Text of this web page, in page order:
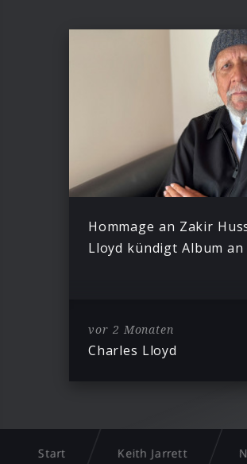
Hommage an Zakir
Lloyd kündigt Album an
vor 2 Monaten
Charles Lloyd
Start Keith Jarrett